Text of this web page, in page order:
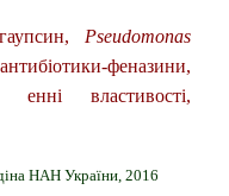
Pseudomonas
феназини,
властивості,
НАН України, 2016